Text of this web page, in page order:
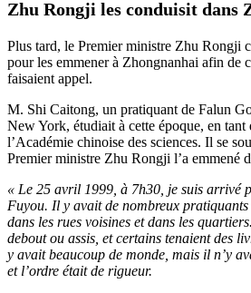
Zhu Rongji les conduisit dans
Plus tard, le Premier ministre Zhu Rongji
pour les emmener à Zhongnanhai afin de
faisaient appel.
M. Shi Caitong, un pratiquant de Falun
New York, étudiait à cette époque, en tant
l’Académie chinoise des sciences. Il se
Premier ministre Zhu Rongji l’a emmené
« Le 25 avril 1999, à 7h30, je suis arrivé
Fuyou. Il y avait de nombreux pratiquants
dans les rues voisines et dans les
debout ou assis, et certains tenaient des
y avait beaucoup de monde, mais il n’y
et l’ordre était de rigueur.